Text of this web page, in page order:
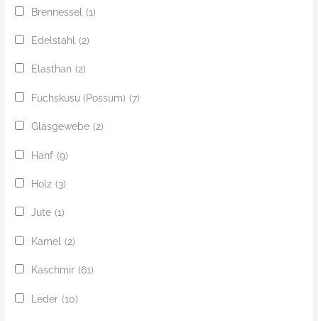
Brennessel (1)
Edelstahl (2)
Elasthan (2)
Fuchskusu (Possum) (7)
Glasgewebe (2)
Hanf (9)
Holz (3)
Jute (1)
Kamel (2)
Kaschmir (61)
Leder (10)